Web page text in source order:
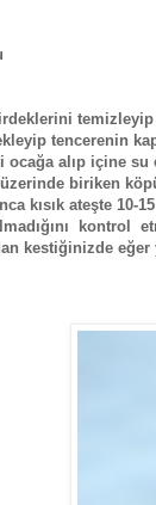
tencerenin
alıp içine
biriken
kısık ateşte
kestiğinizde